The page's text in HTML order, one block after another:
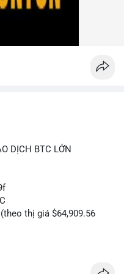
BTC) trong ngày, ưu tiên
thời gian của Vlike.vn!
DỊCH BTC LỚN
thị giá $64,909.56